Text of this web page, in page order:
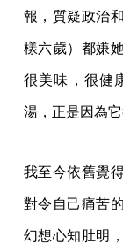
報，質疑政治
樣六歲）都嫌
很美味，很健
湯，正是因為
我至今依舊覺
對令自己痛苦
幻想心知肚明